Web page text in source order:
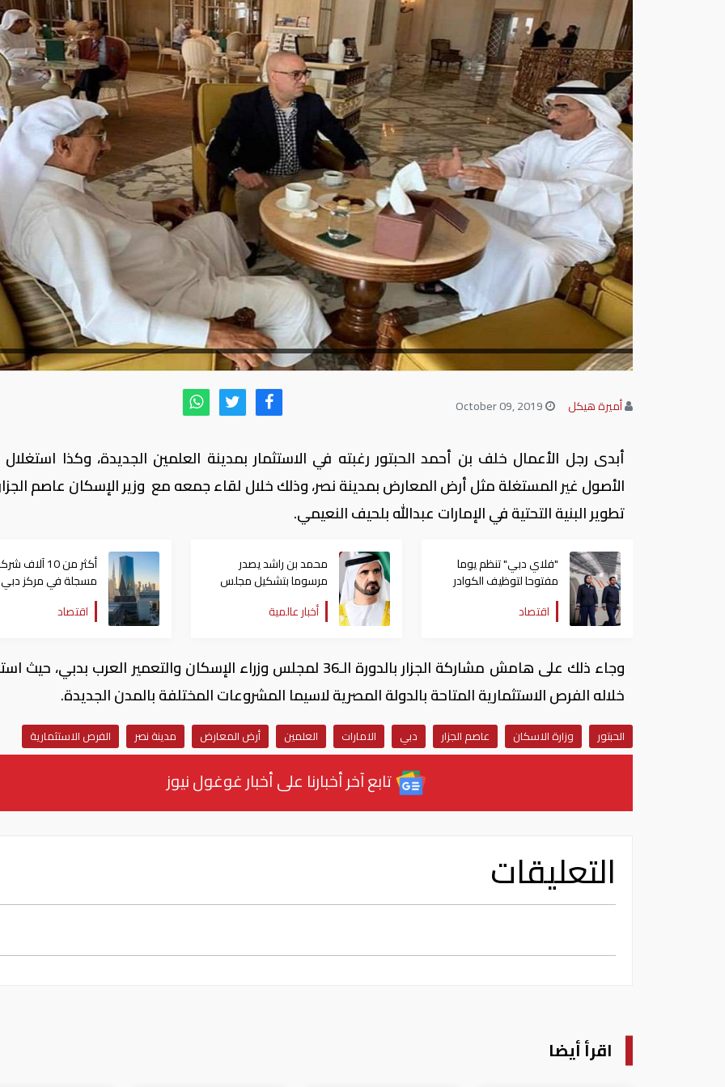
أميرة هيكل
أبدى رجل الأعمال خلف بن أحمد الحبتور رغبته في الاستثمار بمدينة العلمين الجديدة، وكذا
الأصول غير المستغلة مثل أرض المعارض بمدينة نصر، وذلك خلال لقاء جمعه مع وزير الإسكان عاصم
تطوير البنية التحتية في الإمارات عبدالله بلحيف النعيمي.
"فلاي دبي" تنظم يوما
مفتوحا لتوظيف الكوادر
الإماراتية في 16 أغسطس
اقتصاد
محمد بن راشد يصدر
مرسوما بتشكيل مجلس
إدارة سلطة "دبي
الإنسانية"
أخبار عالمية
أكثر من 10 آلاف
مسجلة في مركز دبي
المالي العالمي بالنصف
الأول
اقتصاد
وجاء ذلك على هامش مشاركة الجزار بالدورة الـ36 لمجلس وزراء الإسكان والتعمير العرب بدبي،
خلاله الفرص الاستثمارية المتاحة بالدولة المصرية لاسيما المشروعات المختلفة بالمدن الجديدة.
الحبتور وزارة الاسكان عاصم الجزار دبي الامارات العلمين أرض المعارض مدينة نصر الفرص الاستثمارية
تابع آخر أخبارنا على أخبار غوغول نيوز
التعليقات
اقرأ أيضا